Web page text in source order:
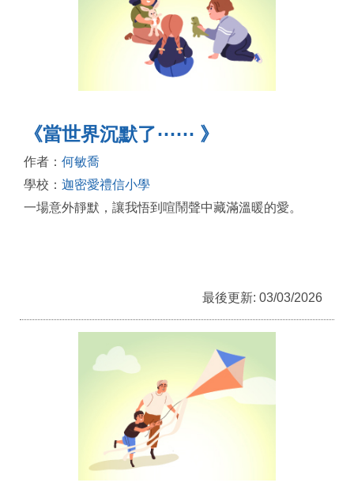
《當世界沉默了⋯⋯ 》
作者： 何敏喬
學校： 迦密愛禮信小學
一場意外靜默，讓我悟到喧鬧聲中藏滿溫暖的愛。
最後更新: 03/03/2026